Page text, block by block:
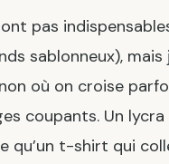
pas
sablonneux), mais
où on croise
coupants. Un lycra
qu’un t-shirt qui